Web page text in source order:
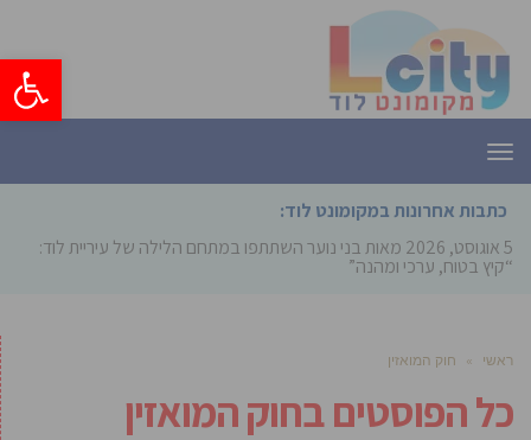
פתח
תפריט
כתבות אחרונות במקומונט לוד:
5 אוגוסט, 2026
מאות בני נוער השתתפו במתחם הלילה של עיריית לוד:
“קיץ בטוח, ערכי ומהנה”
ראשי » חוק המואזין
כל הפוסטים בחוק המואזין